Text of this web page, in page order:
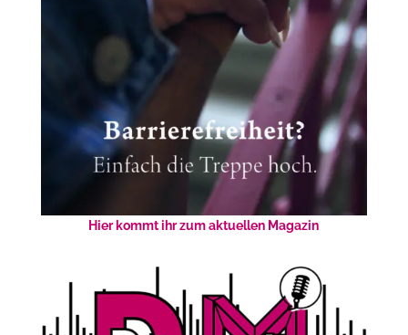
Hier kommt ihr zum aktuellen Magazin